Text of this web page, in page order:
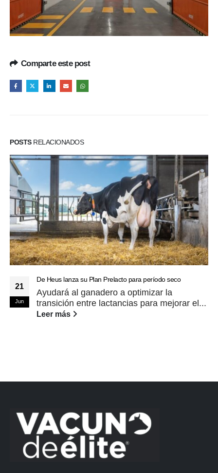
Comparte este post
POSTSRELACIONADOS
21
Jun
De Heus lanza su Plan Prelacto para período seco
Ayudará al ganadero a optimizar la
transición entre lactancias para mejorar el...
Leer más